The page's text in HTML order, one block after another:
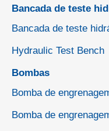
Bancada de teste
Bancada de teste
Hydraulic Test Bench
Bombas
Bomba de
Bomba de